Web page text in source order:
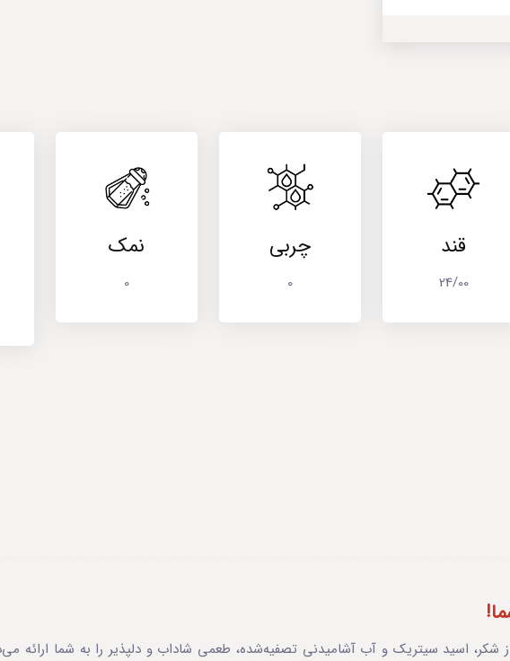
قند
24/00
چربی نمک
از شکر، اسید سیتریک و آب آشامیدنی تصفیه‌شده، طعمی شاداب و دلپذیر را به شما ارائه